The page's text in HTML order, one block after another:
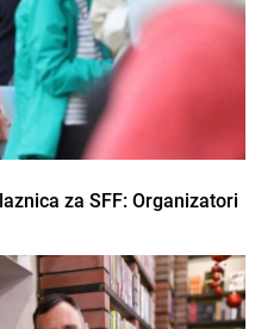
za SFF: Organizatori